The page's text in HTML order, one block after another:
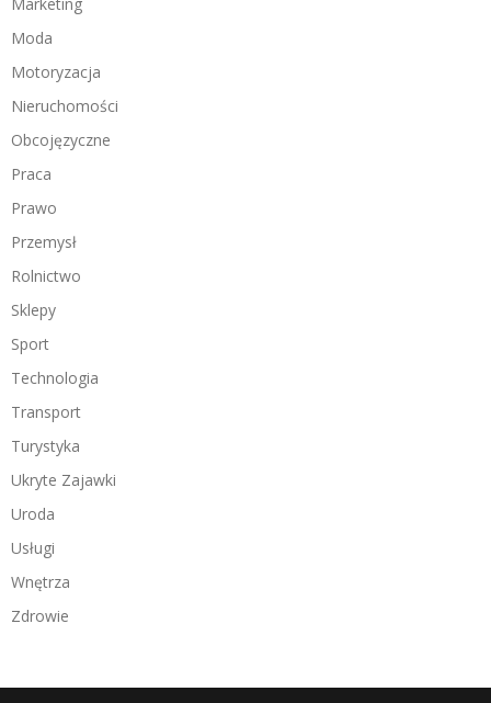
Moda
Motoryzacja
Nieruchomości
Obcojęzyczne
Praca
Prawo
Przemysł
Rolnictwo
Sklepy
Sport
Technologia
Transport
Turystyka
Ukryte Zajawki
Uroda
Usługi
Wnętrza
Zdrowie